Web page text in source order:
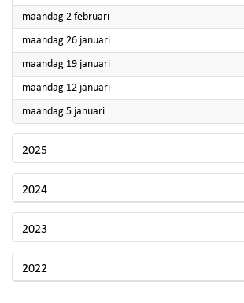
maandag 2 februari2026
maandag 26 januari2026
maandag 19 januari2026
maandag 12 januari2026
maandag 5 januari2026
2025
2024
2023
2022